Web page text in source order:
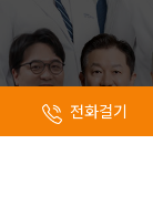
전화걸기